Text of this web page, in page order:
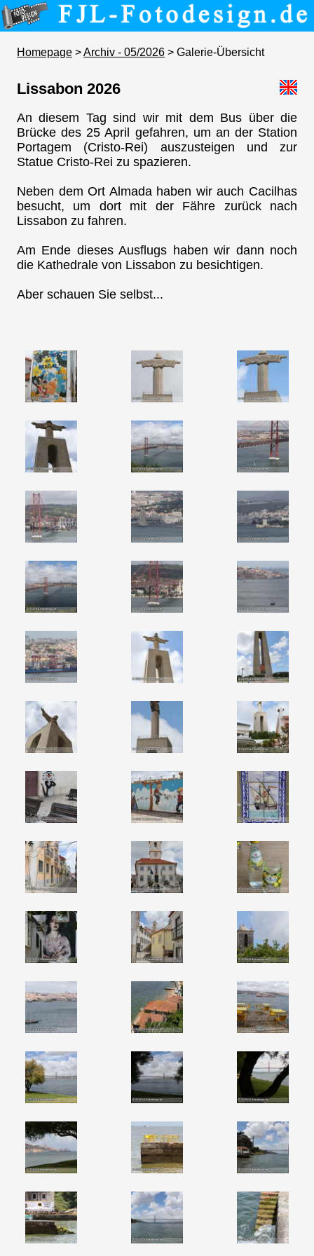
Homepage >Archiv - 05/2026 > Galerie-Übersicht
Lissabon 2026
An diesem Tag sind wir mit dem Bus über die
Brücke des 25 April gefahren, um an der Station
Portagem (Cristo-Rei) auszusteigen und zur
Statue Cristo-Rei zu spazieren.
Neben dem Ort Almada haben wir auch Cacilhas
besucht, um dort mit der Fähre zurück nach
Lissabon zu fahren.
Am Ende dieses Ausflugs haben wir dann noch
die Kathedrale von Lissabon zu besichtigen.
Aber schauen Sie selbst...